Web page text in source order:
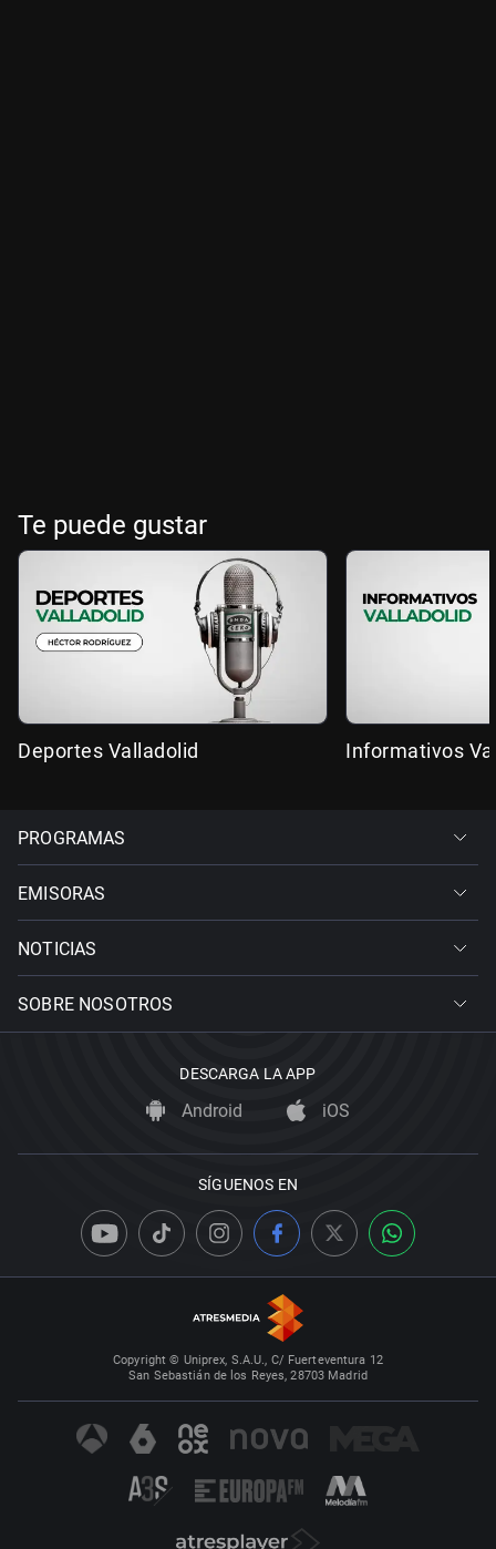
Te puede gustar
Deportes Valladolid Informativos
PROGRAMAS
EMISORAS
NOTICIAS
SOBRE NOSOTROS
DESCARGA LA APP
Android iOS
SÍGUENOS EN
Copyright © Uniprex, S.A.U., C/ Fuerteventura 12
San Sebastián de los Reyes, 28703 Madrid